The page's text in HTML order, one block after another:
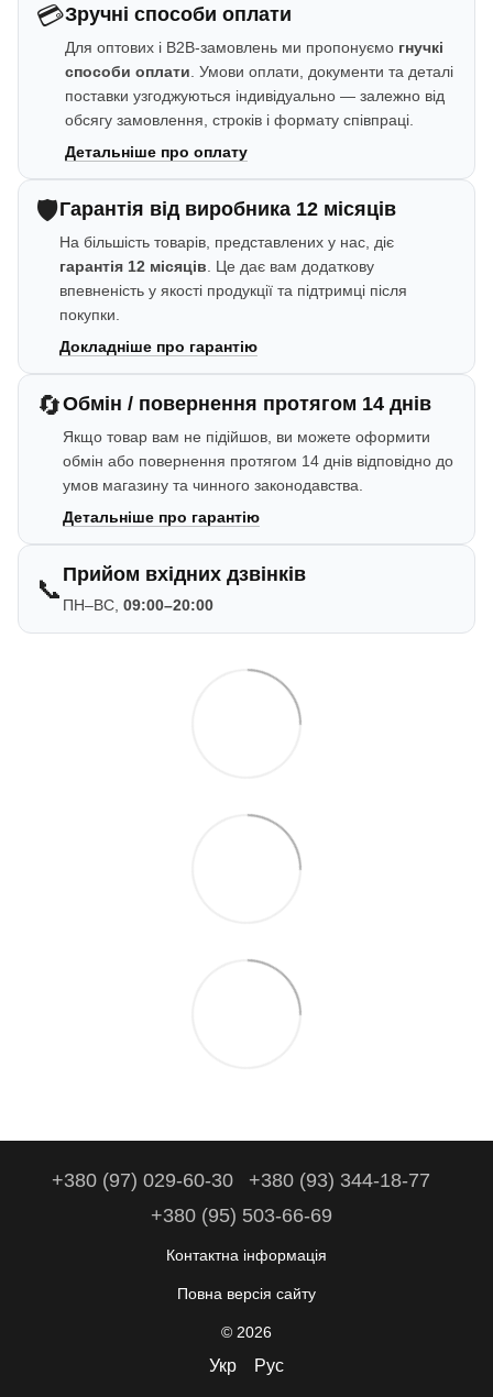
💳Зручні способи оплати
Для оптових і B2B-замовлень ми пропонуємо гнучкі
способи оплати. Умови оплати, документи та деталі
поставки узгоджуються індивідуально — залежно від
обсягу замовлення, строків і формату співпраці.
Детальніше про оплату
🛡️Гарантія від виробника 12 місяців
На більшість товарів, представлених у нас, діє
гарантія 12 місяців. Це дає вам додаткову
впевненість у якості продукції та підтримці після
покупки.
Докладніше про гарантію
🔄Обмін / повернення протягом 14 днів
Якщо товар вам не підійшов, ви можете оформити
обмін або повернення протягом 14 днів відповідно до
умов магазину та чинного законодавства.
Детальніше про гарантію
📞 Прийом вхідних дзвінків
ПН–ВС, 09:00–20:00
+380 (97) 029-60-30
+380 (93) 344-18-77
+380 (95) 503-66-69
Контактна інформація
Повна версія сайту
© 2026
Укр Рус